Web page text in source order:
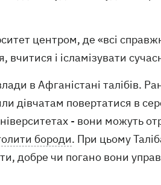
центром, де «всі
і ісламізувати
в Афганістані талібів.
дівчатам повертатися в
- вони можуть
бороди. При цьому
добре чи погано вони